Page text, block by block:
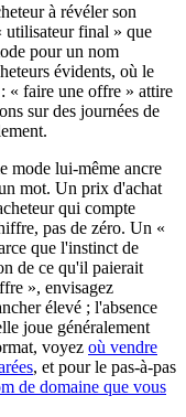
à révéler son
utilisateur final » que
pour un nom
évidents, où le
« faire une offre » attire
sur des journées de
mode lui-même ancre
mot. Un prix d'achat
qui compte
pas de zéro. Un «
que l'instinct de
de ce qu'il paierait
», envisagez
élevé ; l'absence
joue généralement
voyez où vendre
, et pour le pas-à-pas
de domaine que vous